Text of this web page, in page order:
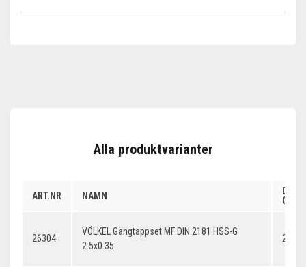
Alla produktvarianter
ART.NR NAMN
26304
VÖLKEL Gängtappset MF DIN 2181 HSS-G
2.5x0.35